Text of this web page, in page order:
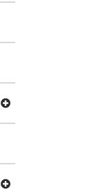
Avaa valikko
Avaa valikko